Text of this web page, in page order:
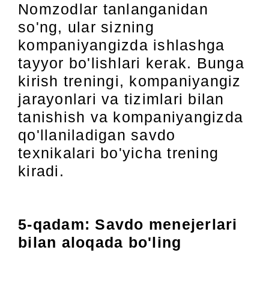
Nomzodlar tanlanganidan
so'ng, ular sizning
kompaniyangizda ishlashga
tayyor bo'lishlari kerak. Bunga
kirish treningi, kompaniyangiz
jarayonlari va tizimlari bilan
tanishish va kompaniyangizda
qo'llaniladigan savdo
texnikalari bo'yicha trening
kiradi.
5-qadam: Savdo menejerlari
bilan aloqada bo'ling